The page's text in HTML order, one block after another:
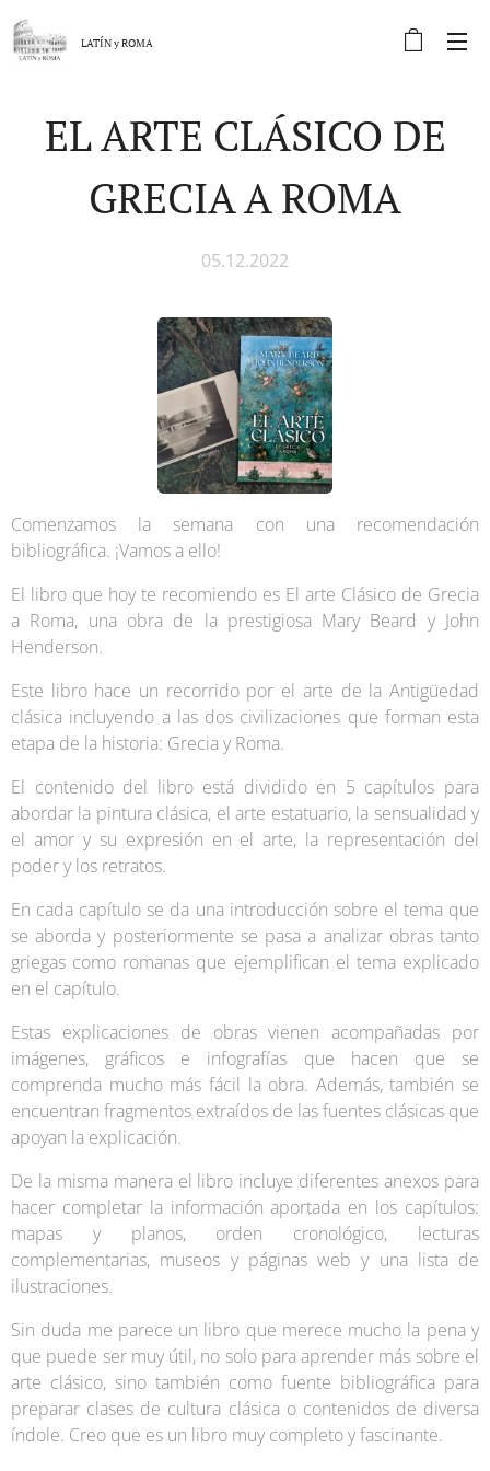
LATÍN yROMA
EL ARTE CLÁSICO DE
GRECIA A ROMA
05.12.2022
Comenzamos la semana con una recomendación
bibliográfica. ¡Vamos a ello!
El libro que hoy te recomiendo es El arte Clásico de Grecia
a Roma, una obra de la prestigiosa Mary Beard y John
Henderson.
Este libro hace un recorrido por el arte de la Antigüedad
clásica incluyendo a las dos civilizaciones que forman esta
etapa de la historia: Grecia y Roma.
El contenido del libro está dividido en 5 capítulos para
abordar la pintura clásica, el arte estatuario, la sensualidad y
el amor y su expresión en el arte, la representación del
poder y los retratos.
En cada capítulo se da una introducción sobre el tema que
se aborda y posteriormente se pasa a analizar obras tanto
griegas como romanas que ejemplifican el tema explicado
en el capítulo.
Estas explicaciones de obras vienen acompañadas por
imágenes, gráficos e infografías que hacen que se
comprenda mucho más fácil la obra. Además, también se
encuentran fragmentos extraídos de las fuentes clásicas que
apoyan la explicación.
De la misma manera el libro incluye diferentes anexos para
hacer completar la información aportada en los capítulos:
mapas y planos, orden cronológico, lecturas
complementarias, museos y páginas web y una lista de
ilustraciones.
Sin duda me parece un libro que merece mucho la pena y
que puede ser muy útil, no solo para aprender más sobre el
arte clásico, sino también como fuente bibliográfica para
preparar clases de cultura clásica o contenidos de diversa
índole. Creo que es un libro muy completo y fascinante.